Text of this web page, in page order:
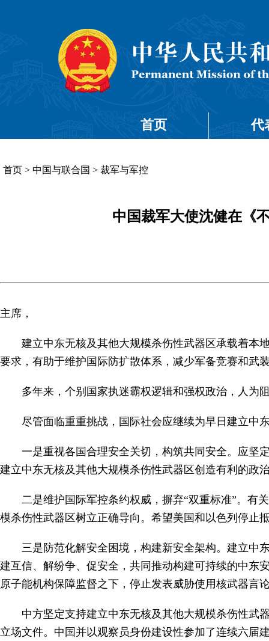
首页 代
首页 > 中国与联合国 > 裁军与军控
中国裁军大使沈健在《
主席，
建立中东无核及其他大规模杀伤性武器区承载着本
要求，有助于维护国际防扩散体系，减少军备竞赛和武
多年来，个别国家执迷霸权逻辑和强权政治，人为
尽管面临重重挑战，国际社会应继续为早日建立中
一是重视各国合理安全关切，构筑共同安全。应坚
建立中东无核及其他大规模杀伤性武器区创造有利的政
二是维护国际军控条约权威，摒弃“双重标准”。有
模杀伤性武器区树立正确导向。希望美国和以色列停止
三是防范化解安全困境，构建新安全架构。建立中
建互信、解纷争、促安全，共同推动构建可持续的中东
原子能机构保障监督之下，停止发表威胁使用核武器言
中方坚定支持建立中东无核及其他大规模杀伤性武
立场文件。中国并以观察员身份建设性参加了连续六届